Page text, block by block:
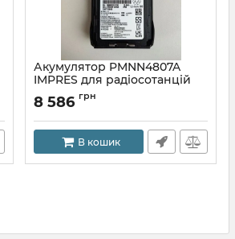
Акумулятор PMNN4807A
IMPRES для радіосотанцій
Motorola R7, R7a, оригінал
8 586 грн
В кошик